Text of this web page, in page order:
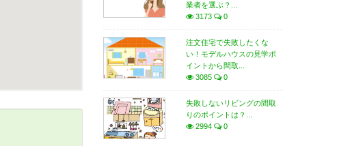
業者を選ぶ？...
3173
0
注文住宅で失敗したくな
い！モデルハウスの見学ポ
イントから間取...
3085
0
失敗しないリビングの間取
りのポイントは？...
2994
0